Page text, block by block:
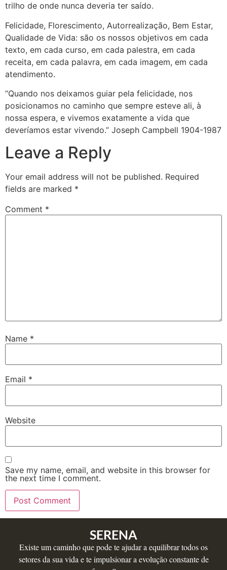
trilho de onde nunca deveria ter saído.
Felicidade, Florescimento, Autorrealização, Bem Estar,
Qualidade de Vida: são os nossos objetivos em cada
texto, em cada curso, em cada palestra, em cada
receita, em cada palavra, em cada imagem, em cada
atendimento.
“Quando nos deixamos guiar pela felicidade, nos
posicionamos no caminho que sempre esteve ali, à
nossa espera, e vivemos exatamente a vida que
deveríamos estar vivendo.” Joseph Campbell 1904-1987
Leave a Reply
Your email address will not be published. Required
fields are marked *
Comment *
Name *
Email *
Website
Save my name, email, and website in this browser for
the next time I comment.
SERENA
Existe um caminho que pode te ajudar a equilibrar todos os
setores da sua vida e te impulsionar a evolução constante de